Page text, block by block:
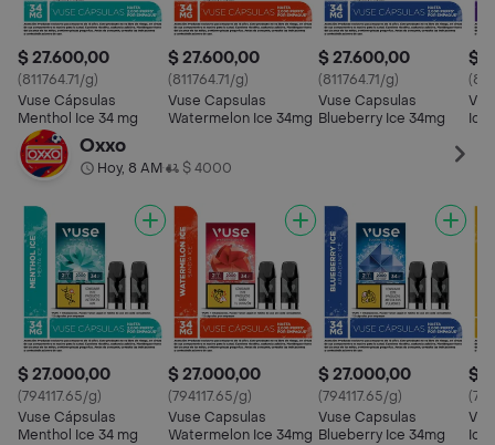
$ 27.600,00
(811764.71/g)
Vuse Cápsulas
Menthol Ice 34 mg
$ 27.600,00
(811764.71/g)
Vuse Capsulas
Watermelon Ice 34mg
$ 27.600,00
(811764.71/g)
Vuse Capsulas
Blueberry Ice 34mg
$
Ice
Oxxo
Hoy, 8 AM• $ 4000
$ 27.000,00
(794117.65/g)
Vuse Cápsulas
Menthol Ice 34 mg
$ 27.000,00
(794117.65/g)
Vuse Capsulas
Watermelon Ice 34mg
$ 27.000,00
(794117.65/g)
Vuse Capsulas
Blueberry Ice 34mg
$
Ice